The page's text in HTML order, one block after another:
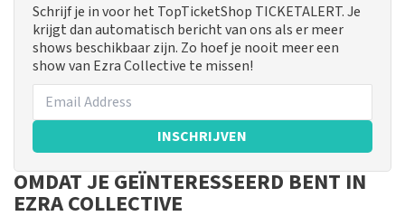
Schrijf je in voor het TopTicketShop TICKETALERT. Je
krijgt dan automatisch bericht van ons als er meer
shows beschikbaar zijn. Zo hoef je nooit meer een
show van Ezra Collective te missen!
INSCHRIJVEN
OMDAT JE GEÏNTERESSEERD BENT IN
EZRA COLLECTIVE